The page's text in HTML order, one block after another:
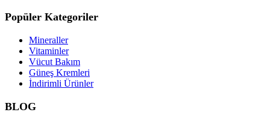
Popüler Kategoriler
Mineraller
Vitaminler
Vücut Bakım
Güneş Kremleri
İndirimli Ürünler
BLOG